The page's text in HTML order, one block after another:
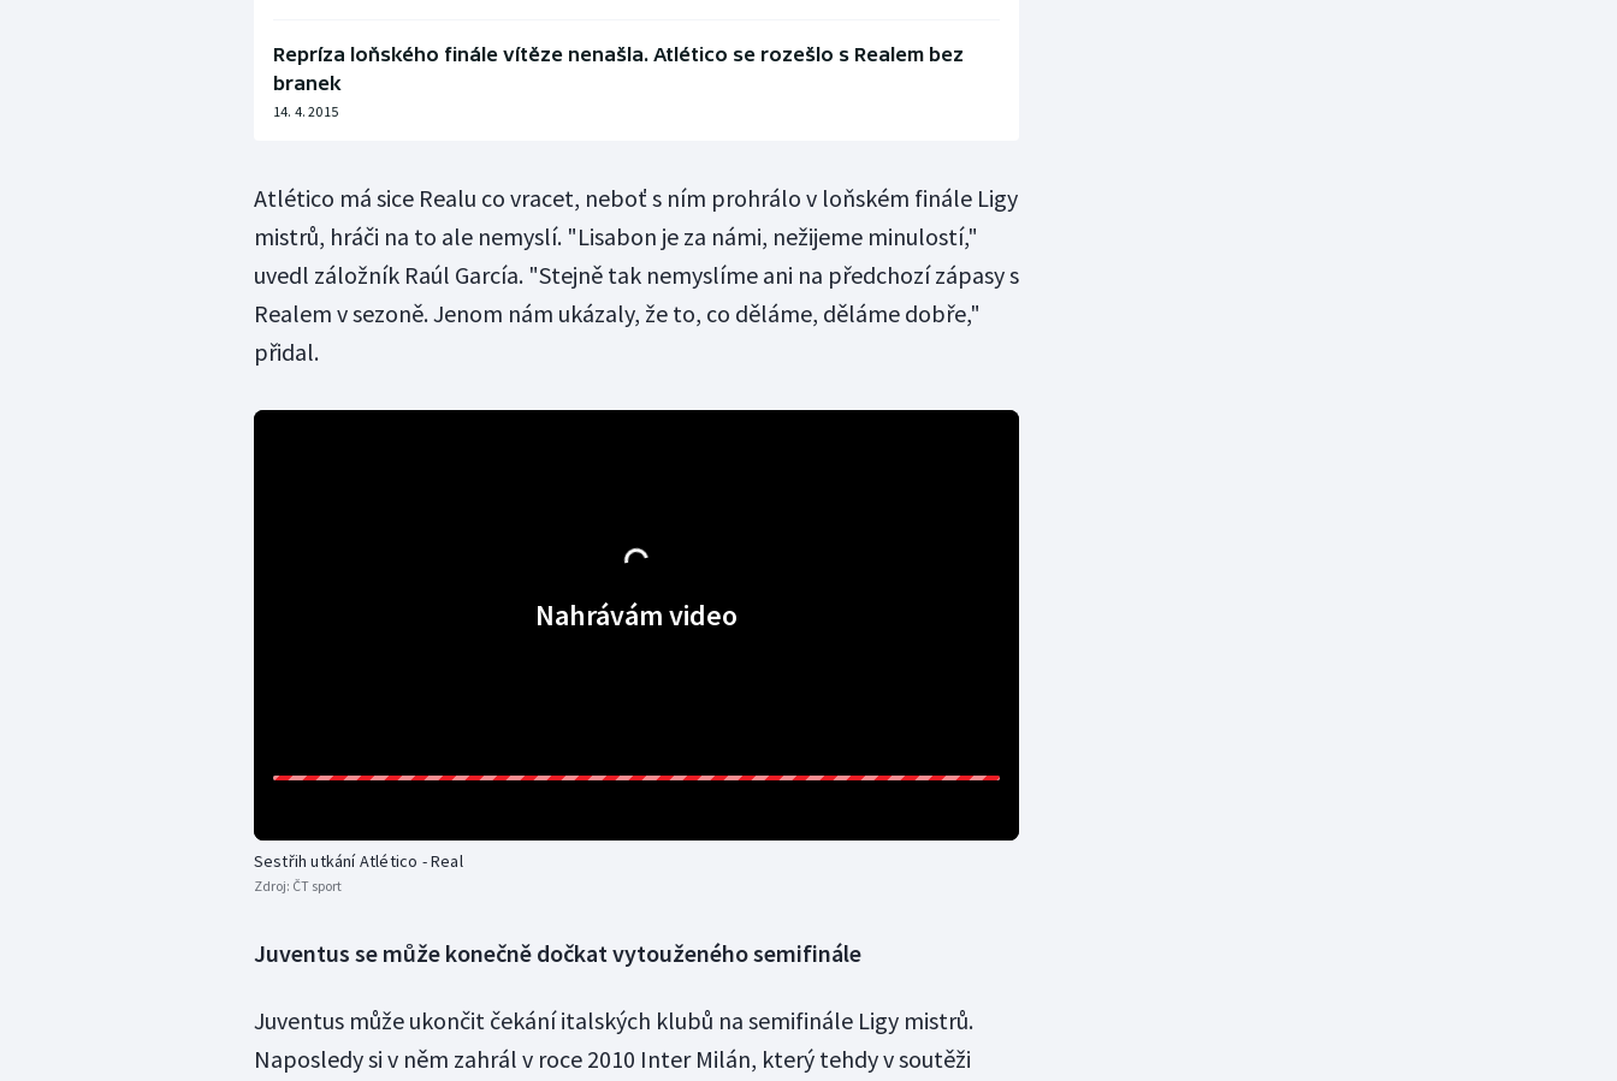
Repríza loňského finále vítěze nenašla. Atlético se rozešlo s Realem bez
branek
14. 4. 2015
Atlético má sice Realu co vracet, neboť s ním prohrálo v loňském finále Ligy
mistrů, hráči na to ale nemyslí. "Lisabon je za námi, nežijeme minulostí,"
uvedl záložník Raúl García. "Stejně tak nemyslíme ani na předchozí zápasy s
Realem v sezoně. Jenom nám ukázaly, že to, co děláme, děláme dobře,"
přidal.
Nahrávám video
Sestřih utkání Atlético - Real
Zdroj: ČT sport
Juventus se může konečně dočkat vytouženého semifinále
Juventus může ukončit čekání italských klubů na semifinále Ligy mistrů.
Naposledy si v něm zahrál v roce 2010 Inter Milán, který tehdy v soutěži